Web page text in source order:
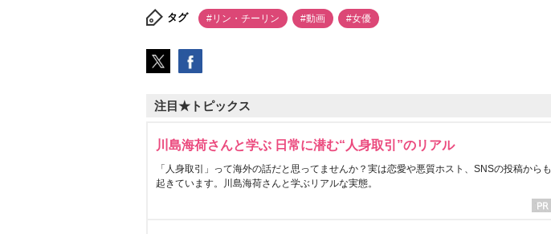
タグ #リン・チーリン #動画 #女優
注目★トピックス
川島海荷さんと学ぶ 日常に潜む“人身取引”のリアル
「人身取引」って海外の話だと思ってませんか？実は恋愛や悪質ホスト、SNSの投稿からも
起きています。川島海荷さんと学ぶリアルな実態。